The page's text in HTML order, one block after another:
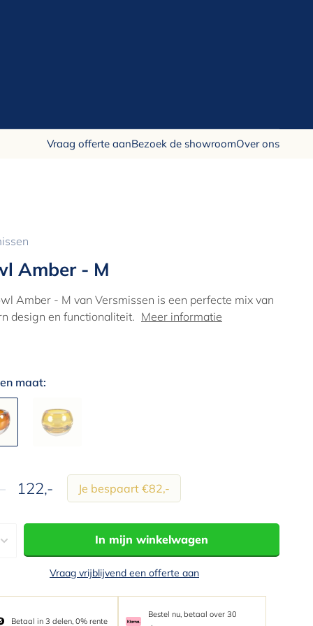
Vraag offerte aanBezoek de showroomOver ons
Amber - M
Amber - M van Versmissen is een perfecte mix van
design en functionaliteit. Meer informatie
maat:
prijs
Aanbiedingsprijs
122,- Je bespaart €82,-
In mijn winkelwagen
Vraag vrijblijvend een offerte aan
Betaal in 3 delen, 0% rente
Bestel nu, betaal over 30